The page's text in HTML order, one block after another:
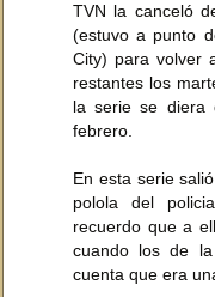
TVN la canceló
(estuvo a punto
City) para volver
restantes los
la serie se diera
febrero.
En esta serie
polola del
recuerdo que a
cuando los de
cuenta que era